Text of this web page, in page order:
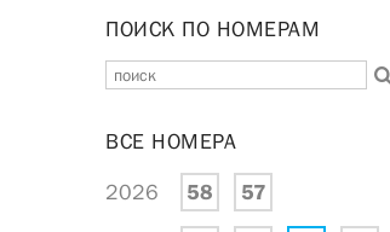
ПОИСК ПО НОМЕРАМ
ВСЕ НОМЕРА
2026 58 57